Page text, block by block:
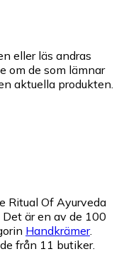
eller läs andras
om de som lämnar
aktuella produkten.
Ritual Of Ayurveda
Det är en av de 100
Handkrämer.
från 11 butiker.